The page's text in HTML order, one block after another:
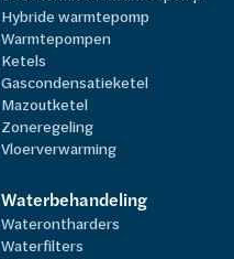
Hybride warmtepomp
Warmtepompen
Ketels
Gascondensatieketel
Mazoutketel
Zoneregeling
Vloerverwarming
Waterbehandeling
Waterontharders
Waterfilters